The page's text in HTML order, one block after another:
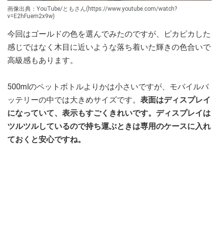
画像出典：YouTube/ともさん(https://www.youtube.com/watch?
v=E2hFuem2x9w)
今回はゴールドの色を選んでみたのですが、ピカピカした
感じではなく木目に近いような落ち着いた輝きの色合いで
高級感もあります。
500mlのペットボトルよりかは小さいですが、モバイルバ
ッテリーの中では大きめサイズです。 表面はディスプレイ
になっていて、表示もすごくきれいです。ディスプレイは
ツルツルしているので持ち運ぶときは専用のケースに入れ
ておくと安心ですね。